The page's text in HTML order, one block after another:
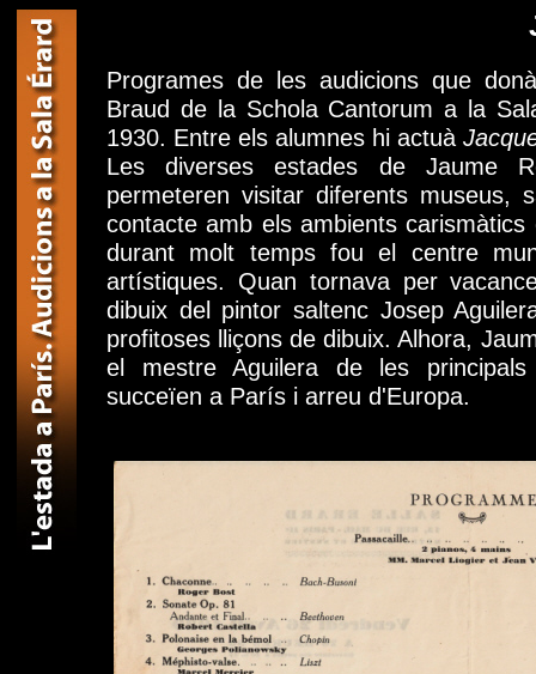
Programes de les audicions que
Braud de la Schola Cantorum a la
1930. Entre els alumnes hi actuà
Les diverses estades de Jaume
permeteren visitar diferents museus,
contacte amb els ambients
durant molt temps fou el centre
artístiques. Quan tornava per
dibuix del pintor saltenc Josep
profitoses lliçons de dibuix. Alhora,
el mestre Aguilera de les
succeïen a París i arreu d'Europa.